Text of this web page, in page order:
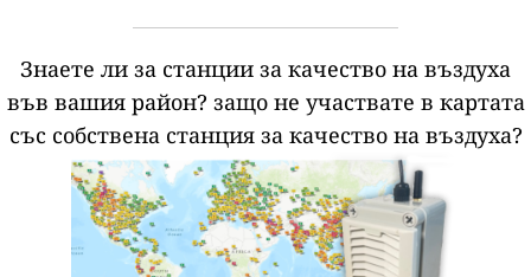
Знаете ли за станции за качество на въздуха
във вашия район? защо не участвате в картата
със собствена станция за качество на въздуха?